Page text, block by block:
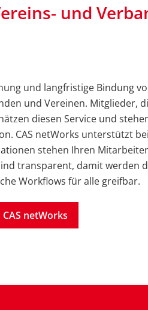
und
und langfristige Bindung
und Vereinen. Mitglieder,
diesen Service und
CAS netWorks unterstützt
stehen Ihren
transparent, damit werden
Workflows für alle greifbar.
netWorks